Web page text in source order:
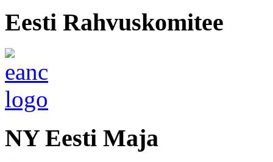
Eesti Rahvuskomitee
NY Eesti Maja